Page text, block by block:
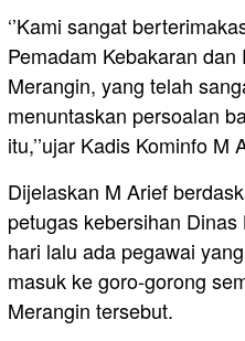
‘’Kami sangat
Pemadam Kebakaran
Merangin, yang telah
menuntaskan persoalan
itu,’’ujar Kadis Kominfo M
Dijelaskan M Arief
petugas kebersihan
hari lalu ada pegawai
masuk ke goro-gorong
Merangin tersebut.